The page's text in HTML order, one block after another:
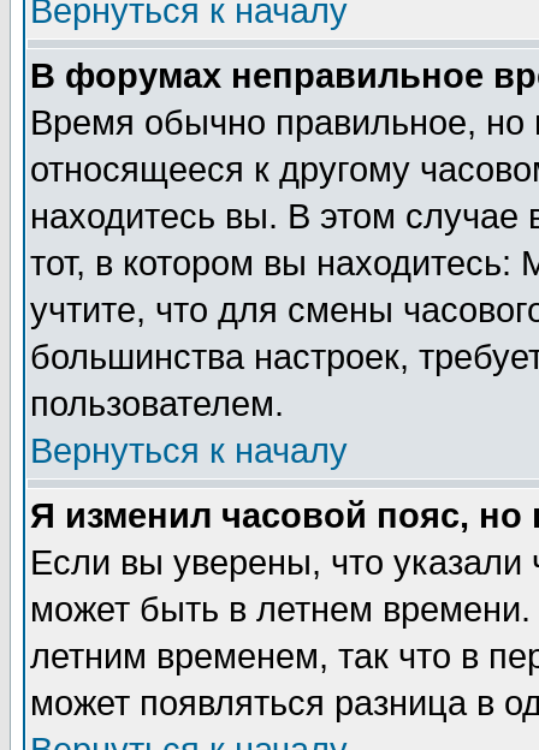
Вернуться к началу
В форумах неправильное
Время обычно правильное,
относящееся к другому
находитесь вы. В этом
тот, в котором вы
учтите, что для смены
большинства настроек,
пользователем.
Вернуться к началу
Я изменил часовой пояс,
Если вы уверены, что указали
может быть в летнем
летним временем, так что в
может появляться разница в